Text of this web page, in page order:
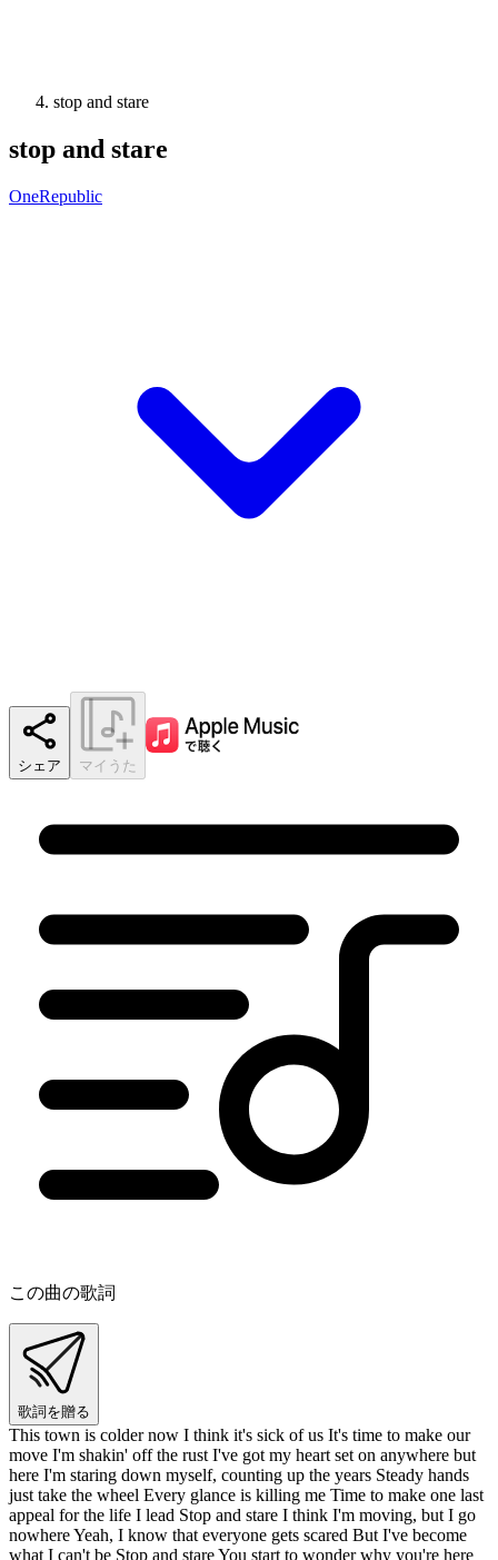
stop and stare
stop and stare
OneRepublic
シェア マイうた
この曲の歌詞
歌詞を贈る
This town is colder now I think it's sick of us It's time to make our
move I'm shakin' off the rust I've got my heart set on anywhere but
here I'm staring down myself, counting up the years Steady hands
just take the wheel Every glance is killing me Time to make one last
appeal for the life I lead Stop and stare I think I'm moving, but I go
nowhere Yeah, I know that everyone gets scared But I've become
what I can't be Stop and stare You start to wonder why you're here